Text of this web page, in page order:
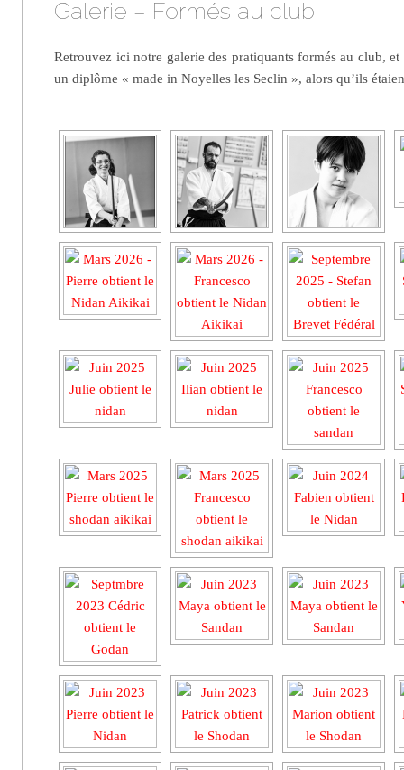
Galerie – Formés au club
Retrouvez ici notre galerie des pratiquants formés au club,
un diplôme « made in Noyelles les Seclin », alors qu’ils